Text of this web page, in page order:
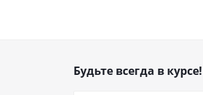
Будьте всегда в курсе!